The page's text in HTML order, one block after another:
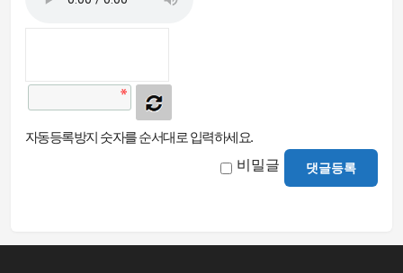
자동등록방지 숫자를 순서대로 입력하세요.
비밀글 댓글등록